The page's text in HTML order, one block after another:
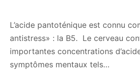
L’acide pantoténique est connu
antistress» : la B5. Le cerveau
importantes concentrations
symptômes mentaux tels…